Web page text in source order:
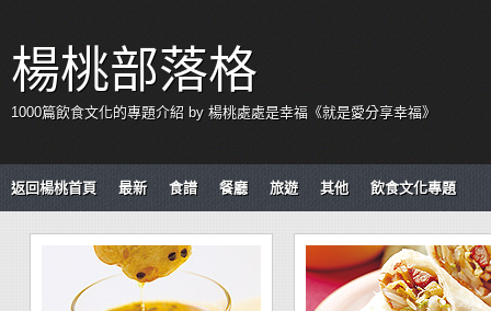
楊桃部落格
1000篇飲食文化的專題介紹 by 楊桃處處是幸福《就是愛分享幸福》
返回楊桃首頁 最新 食譜 餐廳 旅遊 其他 飲食文化專題